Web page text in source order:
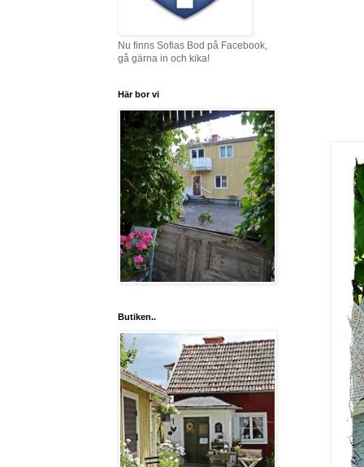
Nu finns Sofias Bod på Facebook,
gå gärna in och kika!
Här bor vi
Butiken..